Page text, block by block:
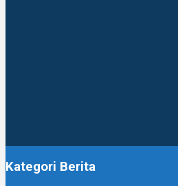
Kategori Berita